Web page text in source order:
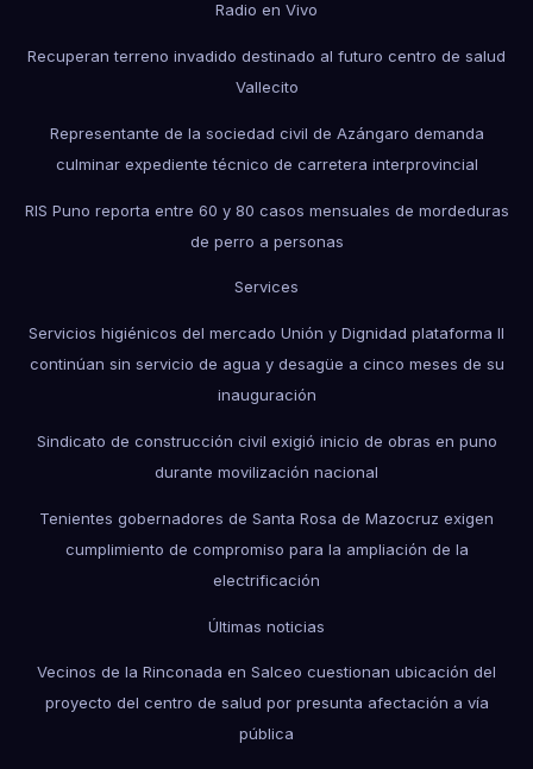
Radio en Vivo
Recuperan terreno invadido destinado al futuro centro de salud
Vallecito
Representante de la sociedad civil de Azángaro demanda
culminar expediente técnico de carretera interprovincial
RIS Puno reporta entre 60 y 80 casos mensuales de mordeduras
de perro a personas
Services
Servicios higiénicos del mercado Unión y Dignidad plataforma II
continúan sin servicio de agua y desagüe a cinco meses de su
inauguración
Sindicato de construcción civil exigió inicio de obras en puno
durante movilización nacional
Tenientes gobernadores de Santa Rosa de Mazocruz exigen
cumplimiento de compromiso para la ampliación de la
electrificación
Últimas noticias
Vecinos de la Rinconada en Salceo cuestionan ubicación del
proyecto del centro de salud por presunta afectación a vía
pública